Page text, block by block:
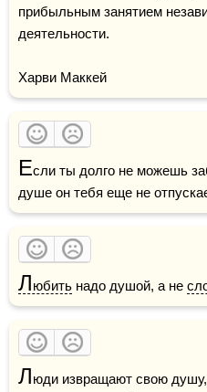
прибыльным занятием
деятельности.
Харви Маккей
Если ты долго не можешь
душе он тебя еще не
Любить надо душой, а не
Люди извращают свою душу,